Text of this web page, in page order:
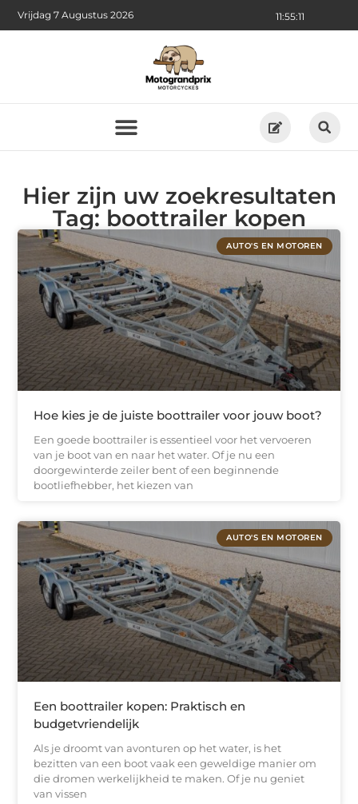
11:55:12
Vrijdag 7 Augustus 2026
Hier zijn uw zoekresultaten
Tag: boottrailer kopen
AUTO'S EN MOTOREN
Hoe kies je de juiste boottrailer voor jouw boot?
Een goede boottrailer is essentieel voor het vervoeren
van je boot van en naar het water. Of je nu een
doorgewinterde zeiler bent of een beginnende
bootliefhebber, het kiezen van
AUTO'S EN MOTOREN
Een boottrailer kopen: Praktisch en
budgetvriendelijk
Als je droomt van avonturen op het water, is het
bezitten van een boot vaak een geweldige manier om
die dromen werkelijkheid te maken. Of je nu geniet
van vissen